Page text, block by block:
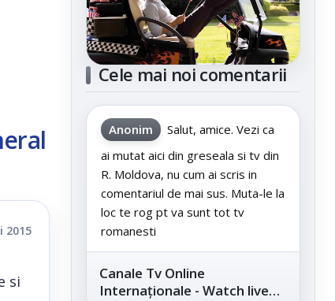
2015
si
Cele mai noi comentarii
Anonim
Salut, amice. Vezi ca
ai mutat aici din greseala si tv din
R. Moldova, nu cum ai scris in
comentariul de mai sus. Muta-le la
loc te rog pt va sunt tot tv
romanesti
Canale Tv Online
Internaționale - Watch live